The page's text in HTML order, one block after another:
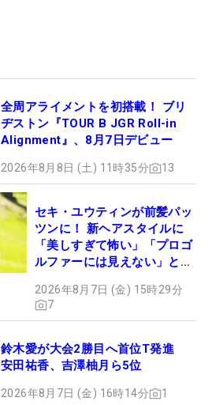
全周アライメントを初搭載！ ブリ
ヂストン『TOUR B JGR Roll-in
Alignment』、8月7日デビュー
2026年8月8日 (土) 11時35分 13
セキ・ユウティンが前髪パッ
ツンに！ 新ヘアスタイルに
「美しすぎて怖い」「プロゴ
ルファーには見えない」とコ
2026年8月7日 (金) 15時29分
7
鈴木愛が大会2勝目へ首位T発進
安田祐香、吉澤柚月ら5位
2026年8月7日 (金) 16時14分 1